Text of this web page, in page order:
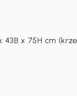
43B x 75H cm